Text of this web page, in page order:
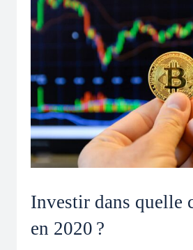
Investir dans quelle
en 2020 ?